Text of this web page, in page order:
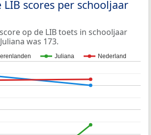
LIB scores per schooljaar
op de LIB toets in schooljaar
was 173.
Juliana Nederland